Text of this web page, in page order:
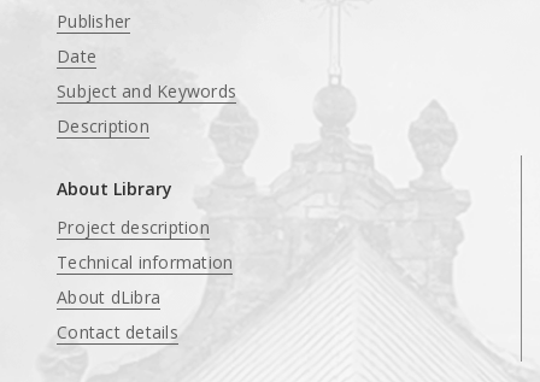
Publisher
Date
Subject and Keywords
Description
About Library
Project description
Technical information
About dLibra
Contact details